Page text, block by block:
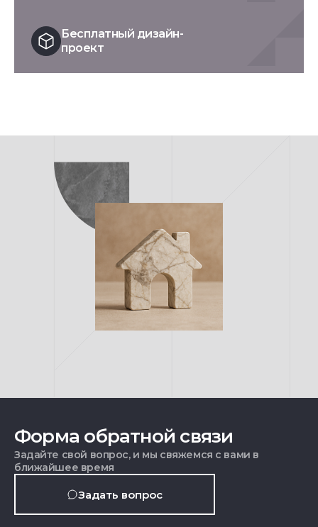
Бесплатный дизайн-
проект
Форма обратной связи
Задайте свой вопрос, и мы свяжемся с вами в
ближайшее время
Задать вопрос